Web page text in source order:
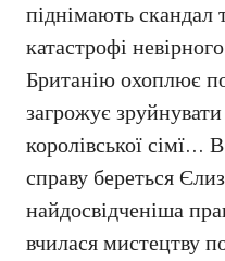
піднімають скандал
катастрофі
Британію охоплює
загрожує
королівської сімї…
справу береться
найдосвідченіша
вчилася мистецтву